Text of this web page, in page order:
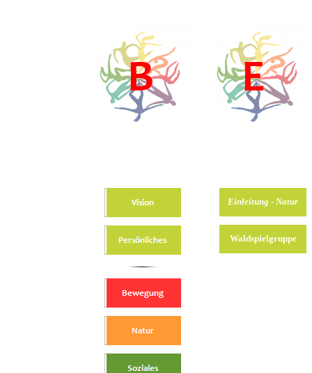
Einleitung - Natur
Waldspielgruppe